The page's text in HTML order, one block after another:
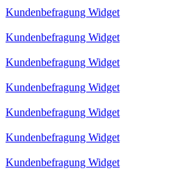
Kundenbefragung Widget
Kundenbefragung Widget
Kundenbefragung Widget
Kundenbefragung Widget
Kundenbefragung Widget
Kundenbefragung Widget
Kundenbefragung Widget